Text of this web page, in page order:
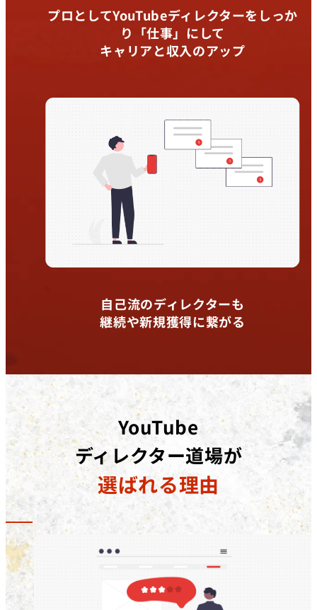
プロとしてYouTubeディレクターをしっか
り「仕事」にして
キャリアと収入のアップ
自己流のディレクターも
継続や新規獲得に繋がる
YouTube
ディレクター道場が
選ばれる理由